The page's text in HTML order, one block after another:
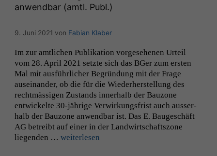
anwendbar (amtl. Publ.)
9. Juni 2021 von Fabian Klaber
Im zur amtlichen Pub­lika­tion vorge­se­henen Urteil
vom 28. April 2021 set­zte sich das BGer zum ersten
Mal mit aus­führlich­er Begrün­dung mit der Frage
auseinan­der, ob die für die Wieder­her­stel­lung des
recht­mäs­si­gen Zus­tands inner­halb der Bau­zone
entwick­elte 30-jährige Ver­wirkungs­frist auch ausser­
halb der Bau­zone anwend­bar ist. Das E. Baugeschäft
AG betreibt auf ein­er in der Land­wirtschaft­szone
liegen­den … weit­er­lesen
Um unsere
Website zu
verbessern,
zeichnen
wir
anonyme
statistische
Daten auf.